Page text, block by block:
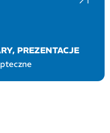
PREZENTACJE